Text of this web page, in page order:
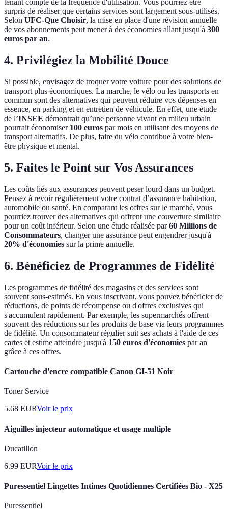
tenant compte de la fréquence d'utilisation. Vous pourriez être
surpris de réaliser que certains services sont largement sous-utilisés.
Selon UFC-Que Choisir, la mise en place d'une révision annuelle
de vos abonnements peut mener à des économies allant jusqu'à 300
euros par an.
4. Privilégiez la Mobilité Douce
Si possible, envisagez de troquer votre voiture pour des solutions de
transport plus économiques. La marche, le vélo ou les transports en
commun sont des alternatives qui peuvent réduire vos dépenses en
essence, en parking et en entretien de véhicule. En effet, une étude
de l’INSEE démontrait qu’une personne vivant en milieu urbain
pourrait économiser 100 euros par mois en utilisant des moyens de
transport alternatifs. De plus, faire du vélo contribue à votre bien-
être physique et mental.
5. Faites le Point sur Vos Assurances
Les coûts liés aux assurances peuvent peser lourd dans un budget.
Pensez à revoir régulièrement votre contrat d’assurance habitation,
automobile ou santé. En comparant les offres sur le marché, vous
pourriez trouver des alternatives qui offrent une couverture similaire
pour un coût inférieur. Selon une étude réalisée par60 Millions de
Consommateurs, changer une assurance peut engendrer jusqu'à
20% d'économies sur la prime annuelle.
6. Bénéficiez de Programmes de Fidélité
Les programmes de fidélité des magasins et des services sont
souvent sous-estimés. En vous inscrivant, vous pouvez bénéficier de
réductions, de points de récompense ou d'offres exclusives qui
s'accumulent rapidement. Par exemple, les supermarchés offrent
souvent des réductions sur les produits de base via leurs programmes
de fidélité. Un consommateur régulier suit ses achats à l'aide de ces
cartes et estime atteindre jusqu'à 150 euros d'économies par an
grâce à ces offres.
Cartouche d'encre compatible Canon GI-51 Noir
Toner Service
5.68 EURVoir le prix
Aiguilles injecteur automatique et usage multiple
Ducatillon
6.99 EURVoir le prix
Puressentiel Lingettes Intimes Quotidiennes Certifiées Bio - X25
Puressentiel